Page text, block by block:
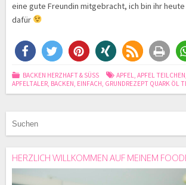
eine gute Freundin mitgebracht, ich bin ihr
dafür
BACKEN HERZHAFT & SÜSS APFEL,APFEL TEILCHEN,
APFELTALER, BACKEN, EINFACH, GRUNDREZEPT QUARK ÖL
HERZLICH WILLKOMMEN AUF MEINEM